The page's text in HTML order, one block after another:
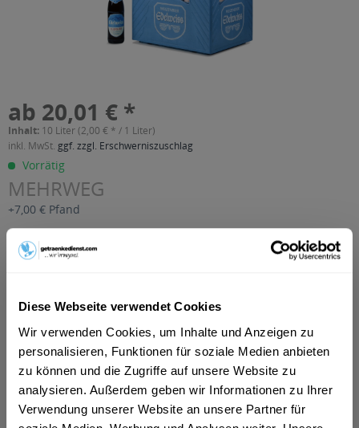
Diese Webseite verwendet Cookies
Wir verwenden Cookies, um Inhalte und Anzeigen zu
personalisieren, Funktionen für soziale Medien anbieten
zu können und die Zugriffe auf unsere Website zu
analysieren. Außerdem geben wir Informationen zu Ihrer
Verwendung unserer Website an unsere Partner für
ab 20,01 € *
Inhalt: 10 Liter (2,00 € * / 1 Liter)
inkl. MwSt. ggf. zzgl. Erschwerniszuschlag
Vorrätig
MEHRWEG
+7,00 € Pfand
In denWarenkorb
Verfügbar in:
Astenberg, Bradl, Dikat, Ehrenstall, Erlach, Rofansiedlung,
Tiergarten, Wiesing,Brixlegg, Mehrn, Zimmermoos,Bruck am
Ziller, Bruckerberg, Imming, Reith im Alpbachtal,Buch,Fiecht,
Vomp, Vomperbach, Vomperberg, Fischl, Jenbach, Strass im
Zillertal, Tratzberg,Fritzens,Fügen, Gagering, Kapfing,
Kleinboden, Schlitters
Hygna, Reith im Alpbachtal, Scheffach
Kolsass,Kolsassberg,Mariatal, Voldöpp,Münster,Pill ,